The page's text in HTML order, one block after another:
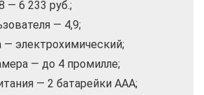
— 6 233 руб.;
— 4,9;
— электрохимический;
— до 4 промилле;
— 2 батарейки AAA;